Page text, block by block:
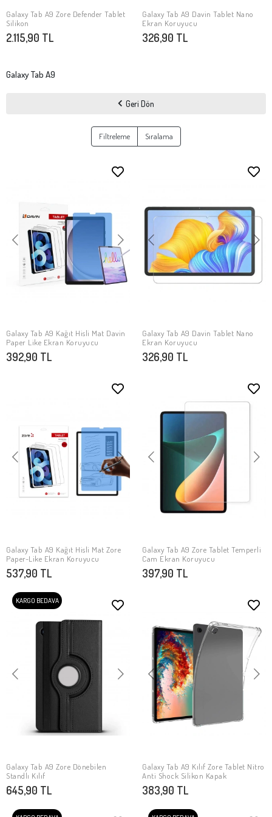
SEPETE EKLE
Galaxy Tab A9 Zore Defender Tablet
Silikon
2.115,90 TL
SEPETE EKLE
Galaxy Tab A9 Davin Tablet Nano
Ekran Koruyucu
326,90 TL
Galaxy Tab A9
Geri Dön
Filtreleme Sıralama
SEPETE EKLE
Galaxy Tab A9 Kağıt Hisli Mat ​​​​​​​​​​​​​​​Davin
Paper Like Ekran Koruyucu
392,90 TL
SEPETE EKLE
Galaxy Tab A9 Davin Tablet Nano
Ekran Koruyucu
326,90 TL
SEPETE EKLE
Galaxy Tab A9 Kağıt Hisli Mat ​​​​​​​​​​​​​​​Zore
Paper-Like Ekran Koruyucu
537,90 TL
SEPETE EKLE
Galaxy Tab A9 Zore Tablet Temperli
Cam Ekran Koruyucu
397,90 TL
KARGO BEDAVA
SEPETE EKLE
Galaxy Tab A9 Zore Dönebilen
Standlı Kılıf
645,90 TL
SEPETE EKLE
Galaxy Tab A9 Kılıf Zore Tablet Nitro
Anti Shock Silikon Kapak
383,90 TL